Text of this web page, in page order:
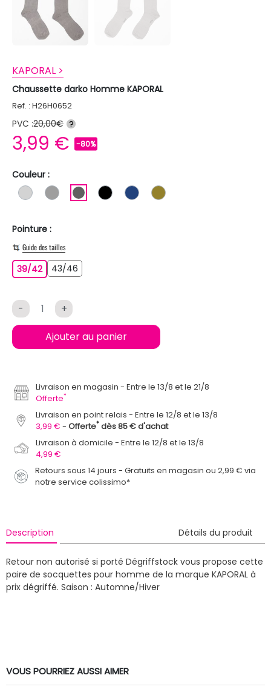
KAPORAL >
Chaussette darko Homme KAPORAL
Ref. : H26H0652
PVC :20,00€ ?
3,99 € -80%
Couleur :
GRIS CLAIR
GRIS GRIS FONCE
NOIR BLEU FONCE
KAKI
Pointure :
Guide des tailles
39/4239/42
43/46
- +
Ajouter au panier
Livraison en magasin
Entre le 13/8 et le 21/8
Offerte*
Livraison en point relais
Entre le 12/8 et le 13/8
3,99 €
Offerte* dès 85 € d'achat
Livraison à domicile
Entre le 12/8 et le 13/8
4,99 €
Retours sous 14 jours - Gratuits en magasin ou 2,99 € via
notre service colissimo*
Description Détails du produit
Retour non autorisé si porté Dégriffstock vous propose cette
paire de socquettes pour homme de la marque KAPORAL à
prix dégriffé. Saison : Automne/Hiver
VOUS POURRIEZ AUSSI AIMER